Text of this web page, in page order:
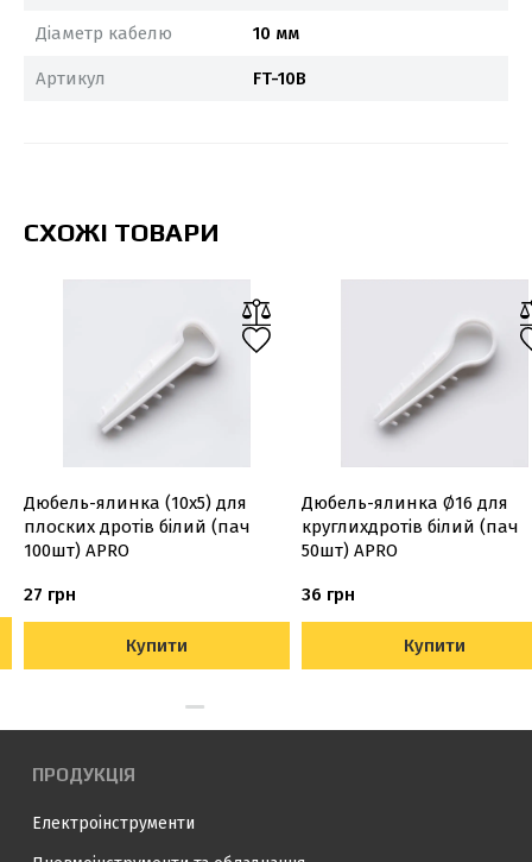
Діаметр кабелю 10 мм
Артикул FT-10B
СХОЖІ ТОВАРИ
Дюбель-ялинка (10х5) для
плоских дротів білий (пач
100шт) APRO
27 грн
Купити
Дюбель-ялинка Ø16 для
круглихдротів білий (пач
50шт) APRO
36 грн
Купити
ПРОДУКЦІЯ
Електроінструменти